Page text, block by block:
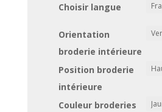
Choisir langue
Orientation
broderie intérieure
Position broderie
intérieure
Couleur broderies